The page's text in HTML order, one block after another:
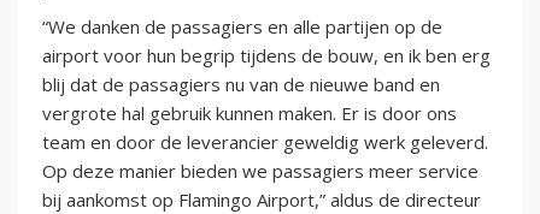
“We danken de passagiers en alle partijen op de
airport voor hun begrip tijdens de bouw, en ik ben erg
blij dat de passagiers nu van de nieuwe band en
vergrote hal gebruik kunnen maken. Er is door ons
team en door de leverancier geweldig werk geleverd.
Op deze manier bieden we passagiers meer service
bij aankomst op Flamingo Airport,” aldus de directeur